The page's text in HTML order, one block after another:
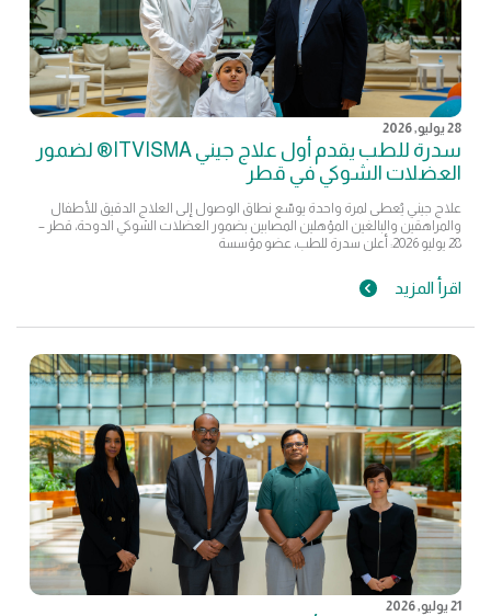
28 يوليو, 2026
سدرة للطب يقدم أول علاج جيني ITVISMA® لضمور
العضلات الشوكي في قطر
علاج جيني يُعطى لمرة واحدة يوسّع نطاق الوصول إلى العلاج الدقيق للأطفال
والمراهقين والبالغين المؤهلين المصابين بضمور العضلات الشوكي الدوحة، قطر –
28 يوليو 2026: أعلن سدرة للطب، عضو مؤسسة
اقرأ المزيد
21 يوليو, 2026